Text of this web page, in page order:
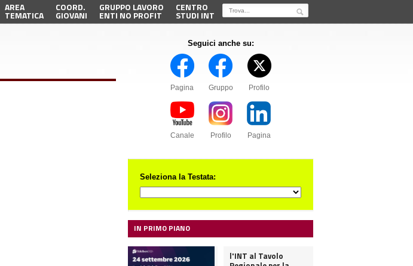
AREA
TEMATICA
COORD.
GIOVANI
GRUPPO LAVORO
ENTI NO PROFIT
CENTRO
STUDI INT
Seguici anche su:
Pagina Gruppo Profilo
Canale Profilo Pagina
Seleziona la Testata:
IN PRIMO PIANO
l'INT al Tavolo